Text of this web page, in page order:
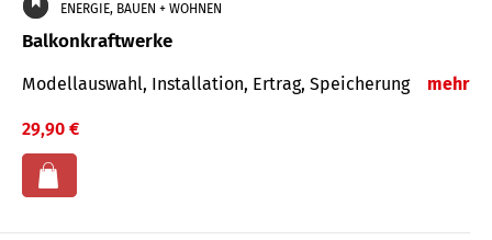
ENERGIE, BAUEN + WOHNEN
Balkonkraftwerke
Modellauswahl, Installation, Ertrag, Speicherung mehr
29,90 €